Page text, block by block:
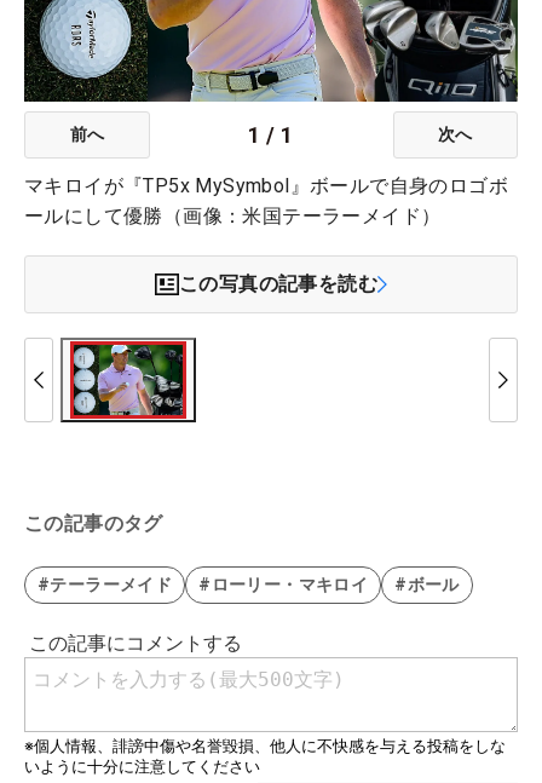
前へ 1 / 1 次へ
マキロイが『TP5x MySymbol』ボールで自身のロゴボ
ールにして優勝（画像：米国テーラーメイド）
この写真の記事を読む
この記事のタグ
#テーラーメイド #ローリー・マキロイ #ボール